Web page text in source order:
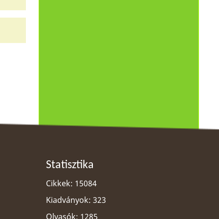
Statisztika
Cikkek: 15084
Kiadványok: 323
Olvasók: 1285